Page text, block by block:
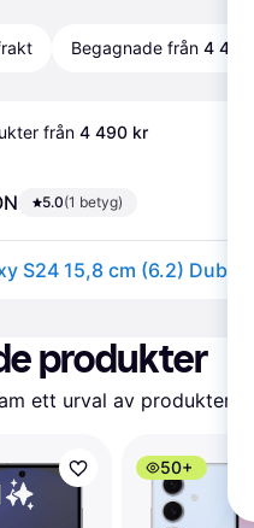
Begagnade från 4
från 4 490 kr
5.0(1 betyg)
produkter
ett urval av produkter
50+